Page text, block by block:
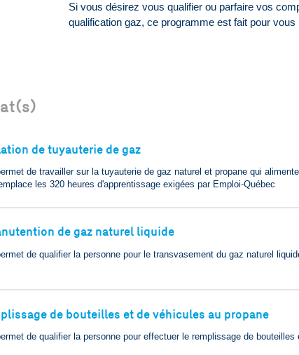
Si vous désirez vous qualifier ou parfaire vos
qualification gaz, ce programme est fait pour vous
de tuyauterie de gaz
de travailler sur la tuyauterie de gaz naturel et propane qui
les 320 heures d'apprentissage exigées par Emploi-Québec
de gaz naturel liquide
de qualifier la personne pour le transvasement du gaz naturel
de bouteilles et de véhicules au propane
de qualifier la personne pour effectuer le remplissage de